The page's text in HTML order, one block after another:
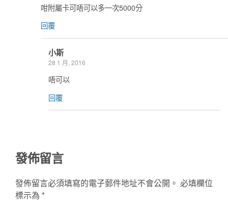
咁附屬卡可唔可以多一次5000分
回覆
小斯
28 1 月, 2016
唔可以
回覆
發佈留言
發佈留言必須填寫的電子郵件地址不會公開。 必填欄位
標示為 *